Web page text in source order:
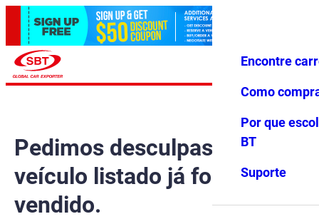
Favoritos Menu
Encontre
Como
Por que
BT
Suporte
Pedimos desculpas, mas o
veículo listado já foi
vendido.